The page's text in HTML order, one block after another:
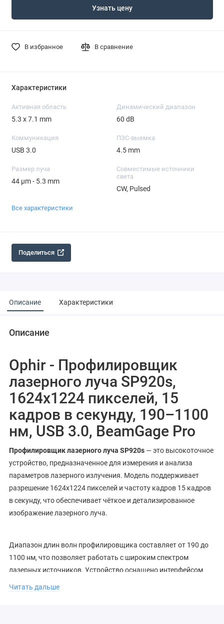
Узнать цену
В избранное В сравнение
Характеристики
Активная область
5.3 x 7.1 mm
Динамический диапазон
60 dB
Коммуникация
USB 3.0
ПЗС-выемка
4.5 mm
Размер луча
44 µm - 5.3 mm
Совместимые источники
света
CW, Pulsed
Все характеристики
Поделиться
Описание Характеристики
Описание
Ophir - Профилировщик
лазерного луча SP920s,
1624x1224 пикселей, 15
кадров в секунду, 190–1100
нм, USB 3.0, BeamGage Pro
Профилировщик лазерного луча SP920s — это высокоточное
устройство, предназначенное для измерения и анализа
параметров лазерного излучения. Модель поддерживает
разрешение 1624x1224 пикселей и частоту кадров 15 кадров
в секунду, что обеспечивает чёткое и детализированное
изображение лазерного луча.
Диапазон длин волн профилировщика составляет от 190 до
1100 нм, что позволяет работать с широким спектром
лазерных источников. Устройство оснащено интерфейсом
Читать дальше